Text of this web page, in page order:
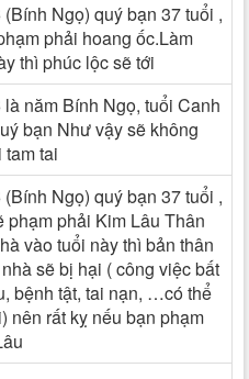
Ngọ) quý bạn 37 tuổi ,
phải hoang ốc.Làm
thì phúc lộc sẽ tới
là năm Bính Ngọ, tuổi Canh
bạn Như vậy sẽ không
tam tai
Ngọ) quý bạn 37 tuổi ,
phạm phải Kim Lâu Thân
vào tuổi này thì bản thân
sẽ bị hại ( công việc bất
bệnh tật, tai nạn, …có thể
nên rất kỵ nếu bạn phạm